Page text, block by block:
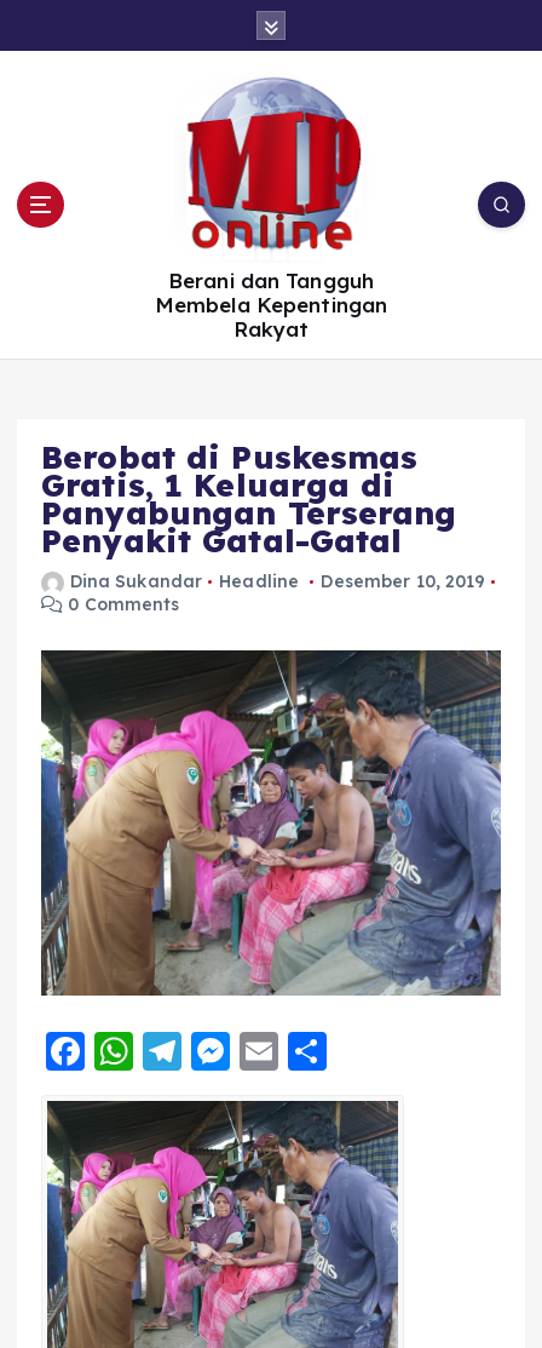
Berani dan Tangguh
Membela Kepentingan
Rakyat
Berobat di Puskesmas
Gratis, 1 Keluarga di
Panyabungan Terserang
Penyakit Gatal-Gatal
Dina Sukandar Headline
Desember 10, 2019
0 Comments
F
a
e
b
o
o
k
W
h
a
ts
A
p
p
T
el
e
g
r
a
m
M
e
ss
e
n
g
er
E
m
ai
l
h
a
re